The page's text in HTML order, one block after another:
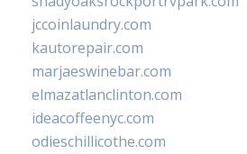
jccoinlaundry.com
kautorepair.com
marjaeswinebar.com
elmazatlanclinton.com
ideacoffeenyc.com
odieschillicothe.com